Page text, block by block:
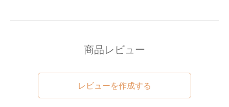
商品レビュー
レビューを作成する